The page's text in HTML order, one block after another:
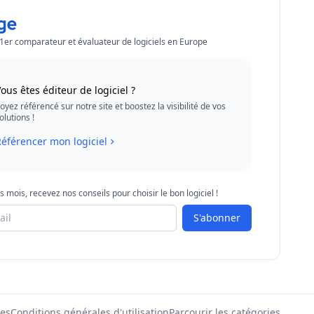
comparateur et évaluateur de logiciels en Europe
êtes éditeur de logiciel ?
référencé sur notre site et boostez la visibilité de vos
!
mon logiciel
mois, recevez nos conseils pour choisir le bon logiciel !
S'abonner